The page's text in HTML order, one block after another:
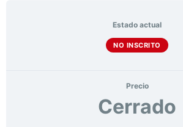
Estado actual
NO INSCRITO
Precio
Cerrado